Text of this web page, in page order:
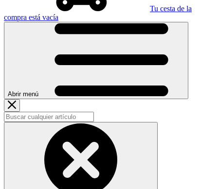
Tu cesta de la
compra está vacía
Abrir menú